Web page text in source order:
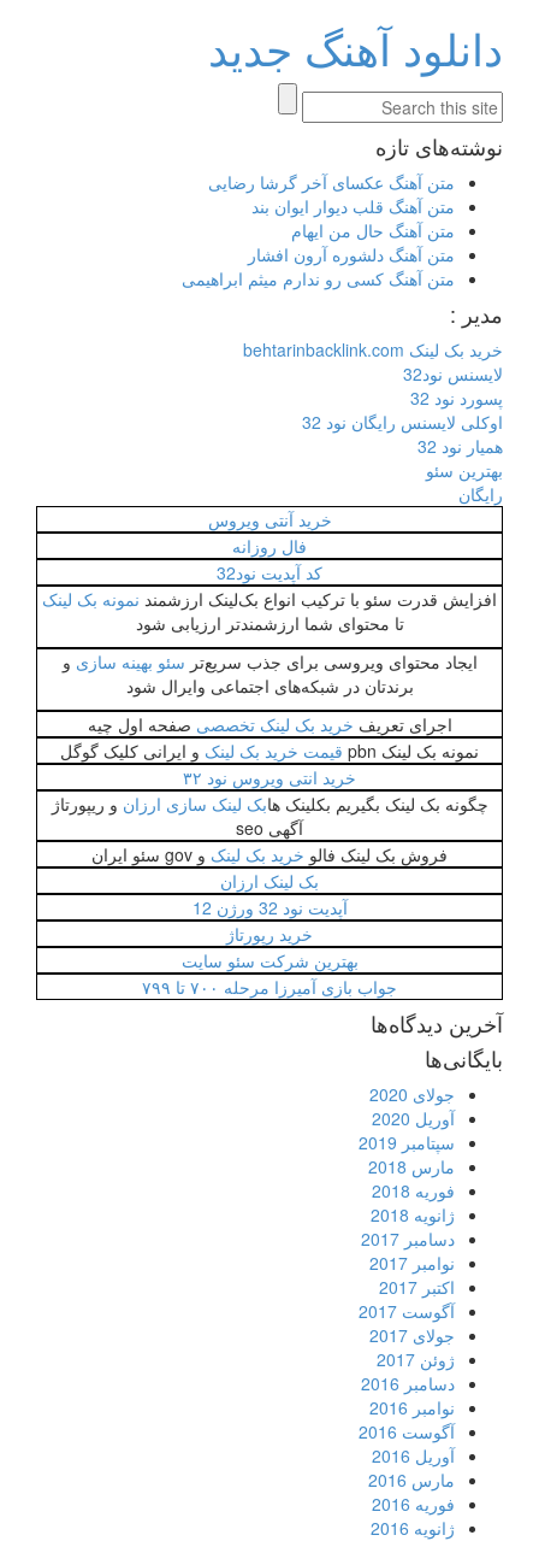
دانلود آهنگ جدید
نوشته‌های تازه
متن آهنگ عکسای آخر گرشا رضایی
متن آهنگ قلب دیوار ایوان بند
متن آهنگ حال من ایهام
متن آهنگ دلشوره آرون افشار
متن آهنگ کسی رو ندارم میثم ابراهیمی
مدیر :
خرید بک لینک behtarinbacklink.com
لایسنس نود32
پسورد نود 32
اوکلی لایسنس رایگان نود 32
همیار نود 32
بهترین سئو
رایگان
خرید آنتی ویروس
فال روزانه
کد آپدیت نود32
افزایش قدرت سئو با ترکیب انواع بک‌لینک ارزشمند نمونه بک لینک
تا محتوای شما ارزشمندتر ارزیابی شود
ایجاد محتوای ویروسی برای جذب سریع‌تر سئو بهینه سازی و
برندتان در شبکه‌های اجتماعی وایرال شود
اجرای تعریف خرید بک لینک تخصصی صفحه اول چیه
نمونه بک لینک pbn
قیمت خرید بک لینک و ایرانی کلیک گوگل
خرید انتی ویروس نود ۳۲
چگونه بک لینک بگیریم بکلینک هابک لینک سازی ارزان و ریپورتاژ
آگهی seo
فروش بک لینک فالو خرید بک لینک و gov سئو ایران
بک لینک ارزان
آپدیت نود 32 ورژن 12
خرید رپورتاژ
بهترین شرکت سئو سایت
جواب بازی آمیرزا مرحله ۷۰۰ تا ۷۹۹
آخرین دیدگاه‌ها
بایگانی‌ها
جولای 2020
آوریل 2020
سپتامبر 2019
مارس 2018
فوریه 2018
ژانویه 2018
دسامبر 2017
نوامبر 2017
اکتبر 2017
آگوست 2017
جولای 2017
ژوئن 2017
دسامبر 2016
نوامبر 2016
آگوست 2016
آوریل 2016
مارس 2016
فوریه 2016
ژانویه 2016